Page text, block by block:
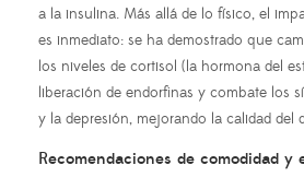
a la insulina. Más allá de lo físico, el
es inmediato: se ha demostrado que
los niveles de cortisol (la hormona del
liberación de endorfinas y combate los
y la depresión, mejorando la calidad del
Recomendaciones de comodidad y